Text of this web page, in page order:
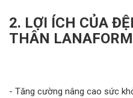
2. LỢI ÍCH CỦA
THÂN
- Tăng cường nâng cao sức